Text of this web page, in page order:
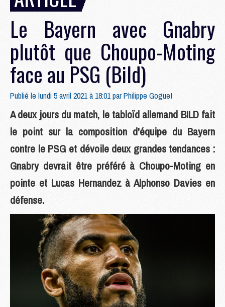
Le Bayern avec Gnabry
plutôt que Choupo-Moting
face au PSG (Bild)
Publié le lundi 5 avril 2021 à 18:01 parPhilippe Goguet
A deux jours du match, le tabloïd allemand BILD fait
le point sur la composition d'équipe du Bayern
contre le PSG et dévoile deux grandes tendances :
Gnabry devrait être préféré à Choupo-Moting en
pointe et Lucas Hernandez à Alphonso Davies en
défense.